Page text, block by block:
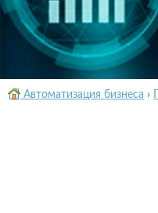
Автоматизация бизнеса ›